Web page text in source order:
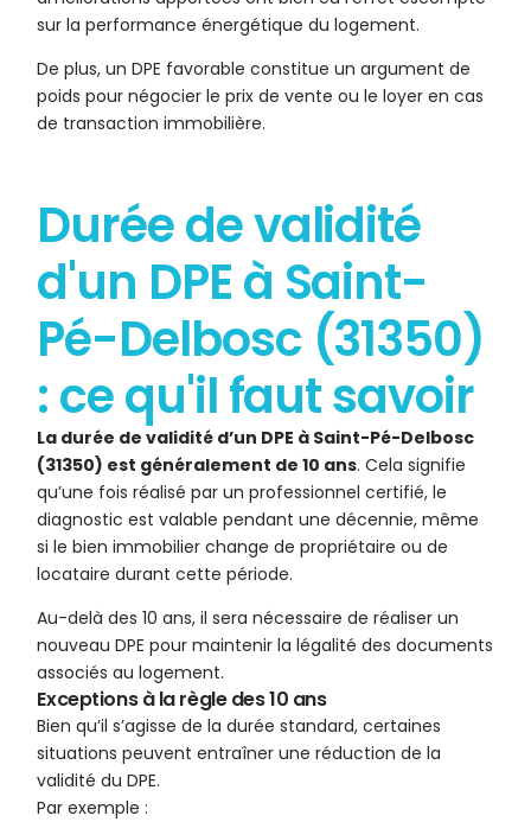
sur la performance énergétique du logement.
De plus, un DPE favorable constitue un argument de
poids pour négocier le prix de vente ou le loyer en cas
de transaction immobilière.
Durée de validité
d'un DPE à Saint-
Pé-Delbosc (31350)
: ce qu'il faut savoir
La durée de validité d’un DPE à Saint-Pé-Delbosc
(31350) est généralement de 10 ans. Cela signifie
qu’une fois réalisé par un professionnel certifié, le
diagnostic est valable pendant une décennie, même
si le bien immobilier change de propriétaire ou de
locataire durant cette période.
Au-delà des 10 ans, il sera nécessaire de réaliser un
nouveau DPE pour maintenir la légalité des documents
associés au logement.
Exceptions à la règle des 10 ans
Bien qu’il s’agisse de la durée standard, certaines
situations peuvent entraîner une réduction de la
validité du DPE.
Par exemple :